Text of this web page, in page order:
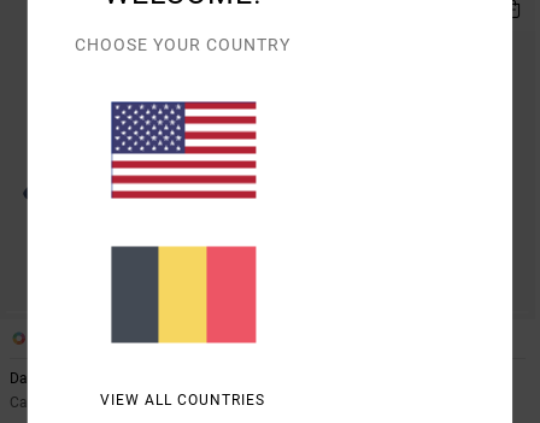
Dayshift Patch Foamy
Casquette trucker Bleu Homme
CHOOSE YOUR COUNTRY
VIEW ALL COUNTRIES